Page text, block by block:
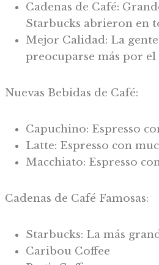
Cadenas de Café:
Starbucks abrieron en
Mejor Calidad: La
preocuparse más por el
Nuevas Bebidas de Café:
Capuchino: Espresso
Latte: Espresso con
Macchiato: Espresso
Cadenas de Café Famosas:
Starbucks: La más
Caribou Coffee